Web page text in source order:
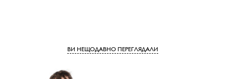
ВИ НЕЩОДАВНО ПЕРЕГЛЯДАЛИ